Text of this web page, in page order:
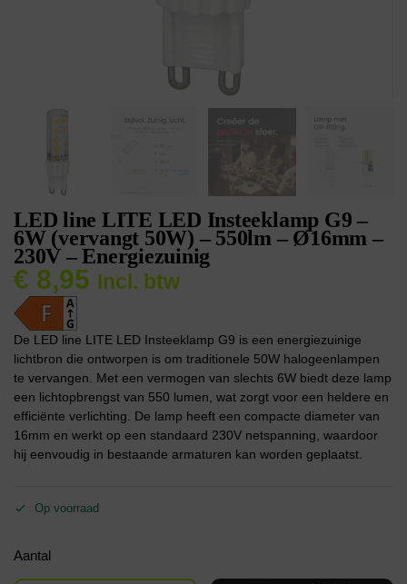
LED line LITE LED Insteeklamp G9 –
6W (vervangt 50W) – 550lm – Ø16mm –
230V – Energiezuinig
€ 8,95 Incl. btw
De LED line LITE LED Insteeklamp G9 is een energiezuinige
lichtbron die ontworpen is om traditionele 50W halogeenlampen
te vervangen. Met een vermogen van slechts 6W biedt deze lamp
een lichtopbrengst van 550 lumen, wat zorgt voor een heldere en
efficiënte verlichting. De lamp heeft een compacte diameter van
16mm en werkt op een standaard 230V netspanning, waardoor
hij eenvoudig in bestaande armaturen kan worden geplaatst.
Op voorraad
Aantal